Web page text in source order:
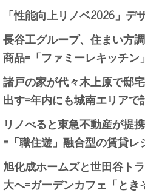
「性能向上リノベ2026」デ
長谷工グループ、住まい方
商品=「ファミーレキッチン
諸戸の家が代々木上原で邸
出す=年内にも城南エリアで
リノべると東急不動産が提
=「職住遊」融合型の賃貸レ
旭化成ホームズと世田谷ト
大へ=ガーデンカフェ「とき